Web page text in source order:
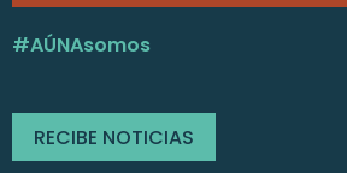
#AÚNAsomos
RECIBE NOTICIAS